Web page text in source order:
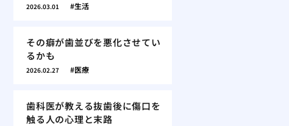
2026.03.01 生活
その癖が歯並びを悪化させてい
るかも
2026.02.27 医療
歯科医が教える抜歯後に傷口を
触る人の心理と末路